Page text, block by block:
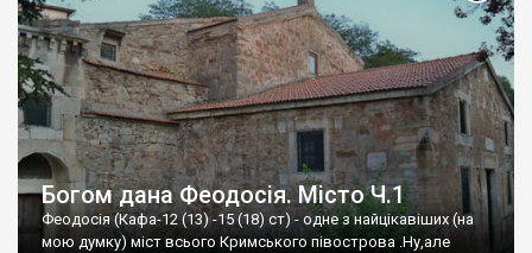
Богом дана Феодосія. Місто Ч.1
Феодосія (Кафа-12 (13) -15 (18) ст) - одне з найцікавіших (на
мою думку) міст всього Кримського півострова .Ну,але